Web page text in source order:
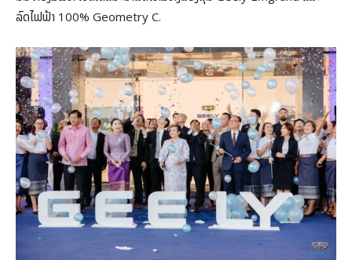
ລົດໄຟຟ້າ 100% Geometry C.